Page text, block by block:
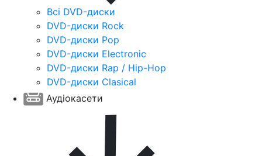
Всі DVD-диски
DVD-диски Rock
DVD-диски Pop
DVD-диски Electronic
DVD-диски Rap / Hip-Hop
DVD-диски Clasical
Аудіокасети